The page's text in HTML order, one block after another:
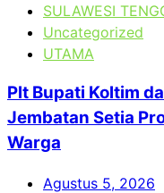
SULAWESI
Uncategorized
UTAMA
Plt Bupati Koltim
Jembatan Setia
Warga
Agustus 5, 2026